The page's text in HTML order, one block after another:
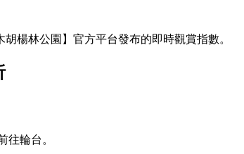
楊林公園】官方平台發布的即時觀賞指數。
往輪台。